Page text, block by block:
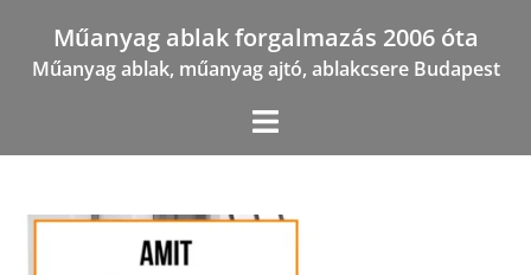
content
Műanyag ablak forgalmazás 2006 óta
Műanyag ablak, műanyag ajtó, ablakcsere Budapest